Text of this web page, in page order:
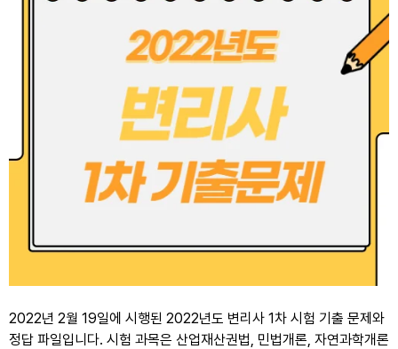
2022년 2월 19일에 시행된 2022년도 변리사 1차 시험 기출 문제와
정답 파일입니다. 시험 과목은 산업재산권법, 민법개론, 자연과학개론